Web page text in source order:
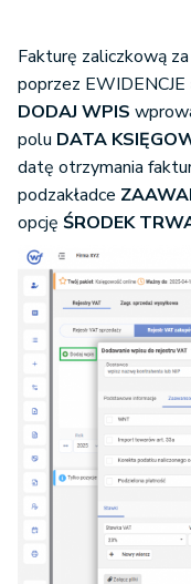
Fakturę zaliczkową
poprzez EWIDENCJE
DODAJ WPIS
polu DATA
datę otrzymania
podzakładce
opcję ŚRODEK